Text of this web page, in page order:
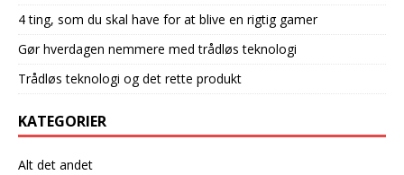
4 ting, som du skal have for at blive en rigtig gamer
Gør hverdagen nemmere med trådløs teknologi
Trådløs teknologi og det rette produkt
KATEGORIER
Alt det andet